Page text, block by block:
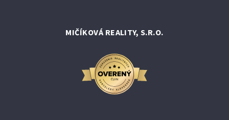
MIČÍKOVÁ REALITY, S.R.O.